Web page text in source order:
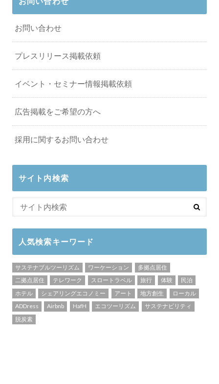
お問い合わせ
プレスリリース掲載依頼
イベント・セミナー情報掲載依頼
広告掲載をご希望の方へ
採用に関するお問い合わせ
サイト内検索
人気検索キーワード
サステナブルツーリズム ワーケーション
多拠点居住
二拠点居住
テレワーク スロートラベル 旅行 体験
民泊
ホテル
シェアリングエコノミー アート 地方創生
ローカル
ADDress
Airbnb HafH エコツーリズム
サステナビリティ
脱炭素